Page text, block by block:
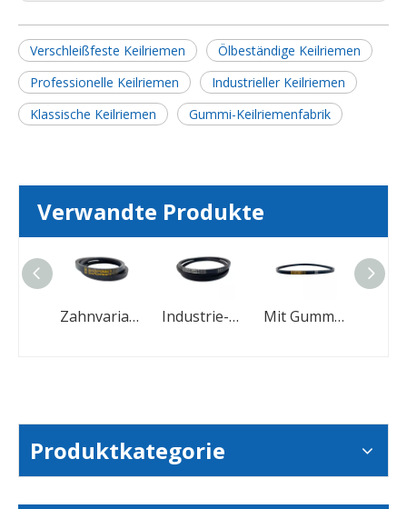
Verschleißfeste Keilriemen
Ölbeständige Keilriemen
Professionelle Keilriemen
Industrieller Keilriemen
Klassische Keilriemen
Gummi-Keilriemenfabrik
Verwandte Produkte
Zahnvariabler Gummi-V-Gürtel für Mähdrescher Industrie-Keilriemen mit Gummiummantelung und hoher Übertragungseffizienz Mit Gummi umwickelter Keilriemen für verbesserte Lastverteilung
Produktkategorie